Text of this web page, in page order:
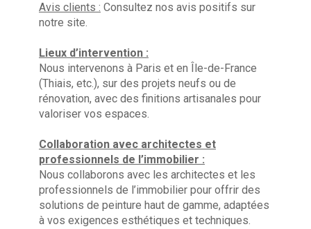
ACCUEIL
RAVALEMENTS DE FAÇADES
PEINTURE BIO
NOS PARTENAIRES EN PEINTURE
QUI SOMMES-NOUS
DEVIS GRATUIT/CONTACT
Avis clients : Consultez nos avis positifs sur
notre site.
Lieux d’intervention :
Nous intervenons à Paris et en Île-de-France
(Thiais, etc.), sur des projets neufs ou de
rénovation, avec des finitions artisanales pour
valoriser vos espaces.
Collaboration avec architectes et
professionnels de l’immobilier :
Nous collaborons avec les architectes et les
professionnels de l’immobilier pour offrir des
solutions de peinture haut de gamme, adaptées
à vos exigences esthétiques et techniques.